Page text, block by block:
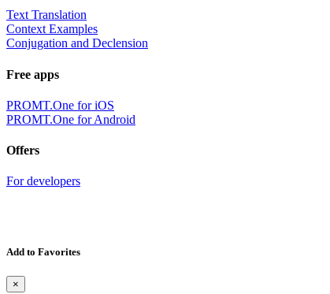
Text Translation
Context Examples
Conjugation and Declension
Free apps
PROMT.One for iOS
PROMT.One for Android
Offers
For developers
Add to Favorites
×